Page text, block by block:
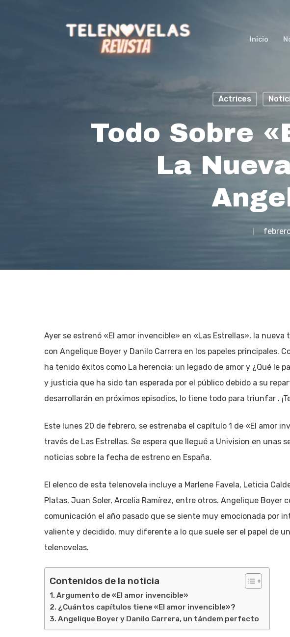
Inicio
Actrices
Todo Sobre
La
Ayer se estrenó «El amor invencible» en «Las Estrellas», la
con Angelique Boyer y Danilo Carrera en los papeles principales.
ha tenido éxitos como La herencia: un legado de amor y ¿Qué le
y justicia que ha sido tan esperada por el público debido a su
desarrollarán en próximos episodios, lo tiene todo para triunfar .
Este lunes 20 de febrero, se estrenaba el capítulo 1 de «El amor
través de Las Estrellas. Se espera que llegué a Univision en unas
noticias sobre la fecha de estreno en España.
El elenco de esta telenovela incluye a Marlene Favela, Leticia
Platas, Juan Soler, Arcelia Ramírez, entre otros. Angelique Boyer
comunicación el año pasado que se siente muy emocionada por
valiente y decidido, muy diferente a lo que suele ser el papel de
telenovelas.
Contenidos de la noticia
Argumento de «El amor invencible»
¿Cuántos capítulos tiene «El amor invencible»?
Angelique Boyer y Danilo Carrera, un tándem perfecto